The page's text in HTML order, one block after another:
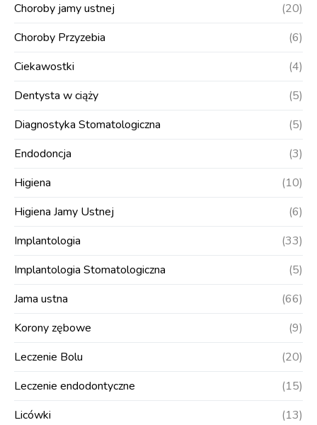
Choroby jamy ustnej
(20)
Choroby Przyzebia
(6)
Ciekawostki
(4)
Dentysta w ciąży
(5)
Diagnostyka Stomatologiczna
(5)
Endodoncja
(3)
Higiena
(10)
Higiena Jamy Ustnej
(6)
Implantologia
(33)
Implantologia Stomatologiczna
(5)
Jama ustna
(66)
Korony zębowe
(9)
Leczenie Bolu
(20)
Leczenie endodontyczne
(15)
Licówki
(13)